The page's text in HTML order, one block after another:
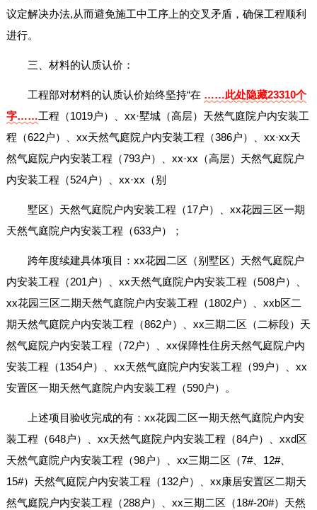
议定解决办法,从而避免施工中工序上的交叉矛盾，确保工程顺利
进行。
三、材料的认质认价：
工程部对材料的认质认价始终坚持“在 ……此处隐藏23310个
字……工程（1019户）、xx·墅城（高层）天然气庭院户内安装工
程（622户）、xx天然气庭院户内安装工程（386户）、xx·xx天
然气庭院户内安装工程（793户）、xx·xx（高层）天然气庭院户
内安装工程（524户）、xx·xx（别
墅区）天然气庭院户内安装工程（17户）、xx花园三区一期
天然气庭院户内安装工程（633户）；
跨年度续建具体项目：xx花园二区（别墅区）天然气庭院户
内安装工程（201户）、xx天然气庭院户内安装工程（508户）、
xx花园三区二期天然气庭院户内安装工程（1802户）、xxb区二
期天然气庭院户内安装工程（862户）、xx三期二区（二标段）天
然气庭院户内安装工程（72户）、xx保障性住房天然气庭院户内
安装工程（1354户）、xx天然气庭院户内安装工程（99户）、xx
安置区一期天然气庭院户内安装工程（590户）。
上述项目验收完成的有：xx花园二区一期天然气庭院户内安
装工程（648户）、xx天然气庭院户内安装工程（84户）、xxd区
天然气庭院户内安装工程（98户）、xx三期二区（7#、12#、
15#）天然气庭院户内安装工程（132户）、xx康居安置区二期天
然气庭院户内安装工程（288户）、xx三期二区（18#-20#）天然